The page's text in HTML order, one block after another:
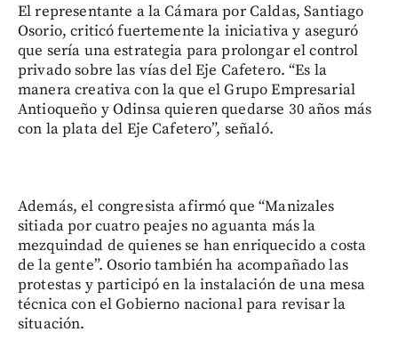
El representante a la Cámara por Caldas, Santiago
Osorio, criticó fuertemente la iniciativa y aseguró
que sería una estrategia para prolongar el control
privado sobre las vías del Eje Cafetero. “Es la
manera creativa con la que el Grupo Empresarial
Antioqueño y Odinsa quieren quedarse 30 años más
con la plata del Eje Cafetero”, señaló.
Además, el congresista afirmó que “Manizales
sitiada por cuatro peajes no aguanta más la
mezquindad de quienes se han enriquecido a costa
de la gente”. Osorio también ha acompañado las
protestas y participó en la instalación de una mesa
técnica con el Gobierno nacional para revisar la
situación.